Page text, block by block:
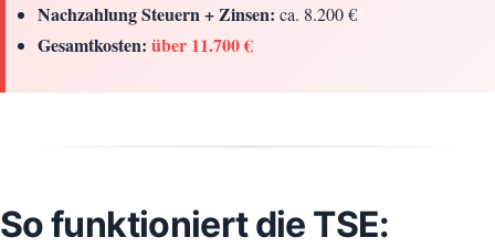
Nachzahlung Steuern + Zinsen: ca. 8.200 €
Gesamtkosten: über 11.700 €
So funktioniert die TSE: